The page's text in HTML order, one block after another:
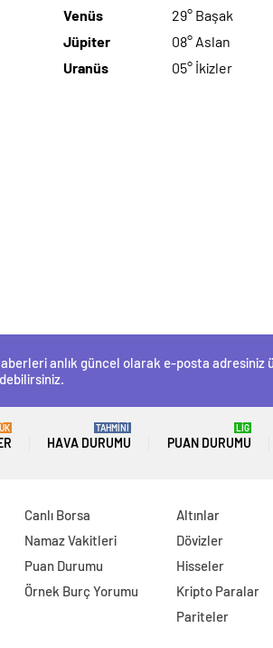
Venüs
29° Başak
Jüpiter
08° Aslan
Uranüs 05° İkizler
anlık güncel olarak e-posta adresiniz
HAVA DURUMU
TAHMİNİ
PUAN DURUMU
LİG
Canlı Borsa
Namaz Vakitleri
Puan Durumu
Örnek Burç Yorumu
Altınlar
Dövizler
Hisseler
Kripto Paralar
Pariteler